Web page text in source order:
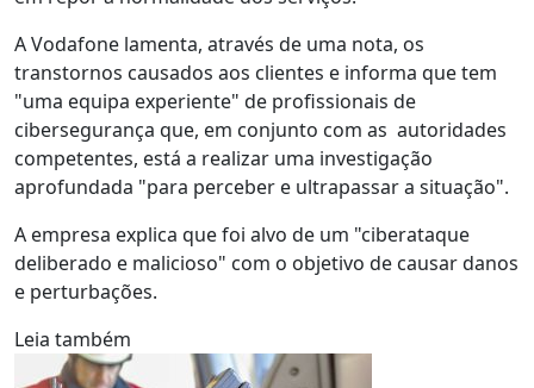
A Vodafone lamenta, através de uma nota, os
transtornos causados aos clientes e informa que tem
"uma equipa experiente" de profissionais de
cibersegurança que, em conjunto com as autoridades
competentes, está a realizar uma investigação
aprofundada "para perceber e ultrapassar a situação".
A empresa explica que foi alvo de um "ciberataque
deliberado e malicioso" com o objetivo de causar danos
e perturbações.
Leia também